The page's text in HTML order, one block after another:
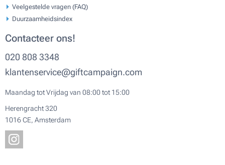
Veelgestelde vragen (FAQ)
Duurzaamheidsindex
Contacteer ons!
020 808 3348
klantenservice@giftcampaign.com
Maandag tot Vrijdag van 08:00 tot 15:00
Herengracht 320
1016 CE, Amsterdam